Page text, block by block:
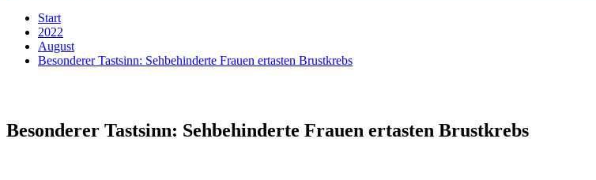
Start
2022
August
Besonderer Tastsinn: Sehbehinderte Frauen ertasten Brustkrebs
Besonderer Tastsinn: Sehbehinderte Frauen ertasten Brustkrebs